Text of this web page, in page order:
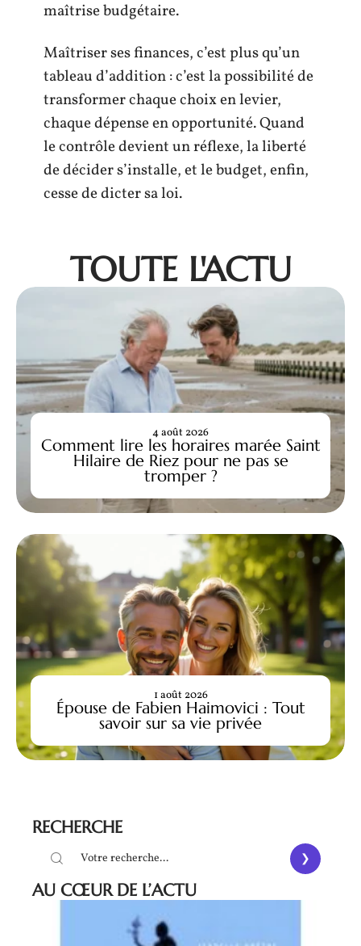
maîtrise budgétaire.
Maîtriser ses finances, c’est plus qu’un
tableau d’addition : c’est la possibilité de
transformer chaque choix en levier,
chaque dépense en opportunité. Quand
le contrôle devient un réflexe, la liberté
de décider s’installe, et le budget, enfin,
cesse de dicter sa loi.
TOUTE L'ACTU
Comment lire les horaires marée Saint
Hilaire de Riez pour ne pas se
tromper ?
4 août 2026
Épouse de Fabien Haimovici : Tout
savoir sur sa vie privée
1 août 2026
RECHERCHE
AU CŒUR DE L’ACTU